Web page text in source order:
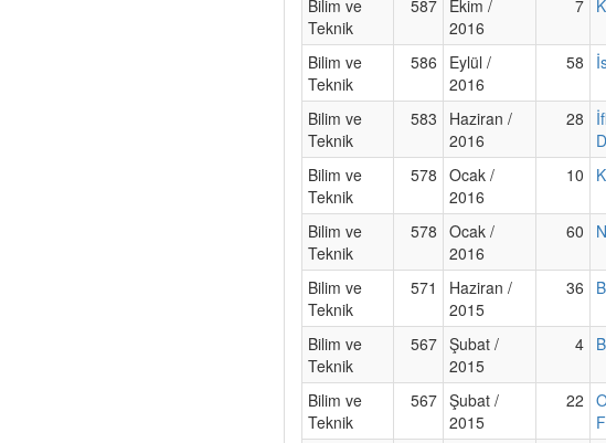
Bilim ve
Teknik
587 Ekim /
2016
7
Bilim ve
Teknik
586
Eylül /
2016
58
Bilim ve
Teknik
583
Haziran /
2016
28
Bilim ve
Teknik
578
Ocak /
2016
10
Bilim ve
Teknik
578
Ocak /
2016
60
Bilim ve
Teknik
571
Haziran /
2015
36
Bilim ve
Teknik
567 Şubat /
2015
4
Bilim ve
Teknik
567 Şubat /
2015
22